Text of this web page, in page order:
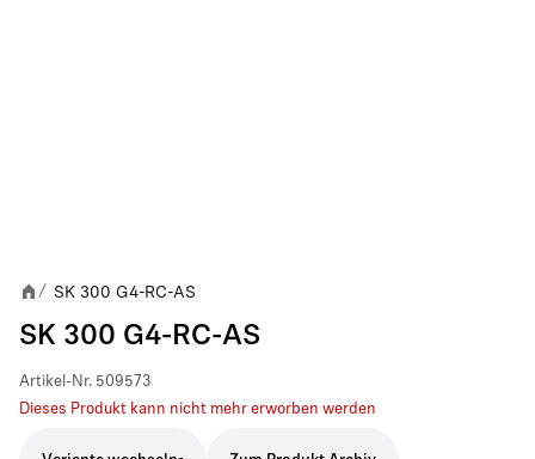
/ SK 300 G4-RC-AS
SK 300 G4-RC-AS
Artikel-Nr. 509573
Dieses Produkt kann nicht mehr erworben werden